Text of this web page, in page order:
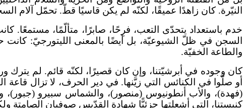
النيّرة. كان زاهدًا عميقًا، لكنّه لم يكن قاسيًا قطّ. تحمّل آلام
خدم باستعداد يتحدّى التعب، فرِحًا، صابرًا، متألّمًا،
السجن في ظلّ الشيوعيّة، بل أيضًا بالمعنى الليتورجيّ: كانت
والطاعة الخفيّة.
كان وجوده في أبرشيّتنا، وإن كان قصيرًا، لكنّه قائم. لم يترك
أو صلَّوا في الكنائس التي زيَّنها. في دير الحرف، لا تزال
(فهدة)، والأب أنطونيوس (منصور)، والشماس سبيرو (جبور)،
كنيستنا، التي أشعلتها جزئيًّا شهادة القدّيس صوفيان الصامتة